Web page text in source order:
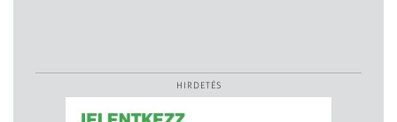
HIRDETÉS